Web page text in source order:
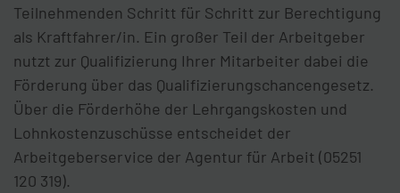
Teilnehmenden Schritt für Schritt zur Berechtigung
als Kraftfahrer/in. Ein großer Teil der Arbeitgeber
nutzt zur Qualifizierung Ihrer Mitarbeiter dabei die
Förderung über das Qualifizierungschancengesetz.
Über die Förderhöhe der Lehrgangskosten und
Lohnkostenzuschüsse entscheidet der
Arbeitgeberservice der Agentur für Arbeit (05251
120 319).